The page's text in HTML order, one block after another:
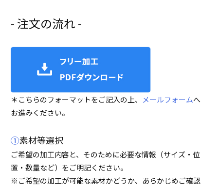
- 注文の流れ -
＊こちらのフォーマットをご記入の上、 メールフォームへ
お進みください。
①素材等選択
ご希望の加工内容と、そのために必要な情報（サイズ・位
置・数量など）をご明記ください。
※ご希望の加工が可能な素材かどうか、あらかじめご確認